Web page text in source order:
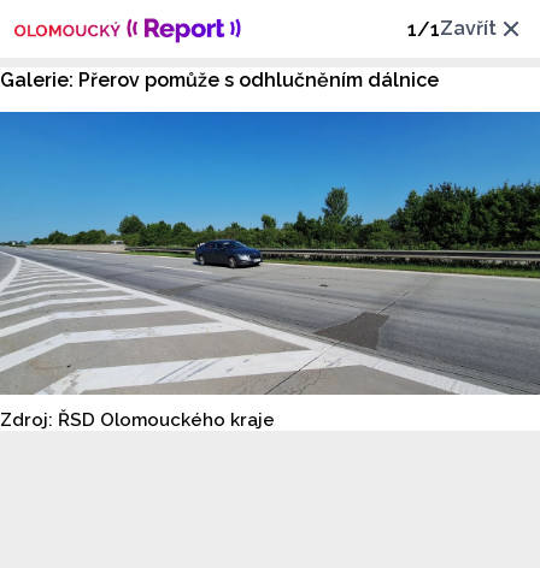
1/1Zavřít
Galerie: Přerov pomůže s odhlučněním dálnice
Zdroj: ŘSD Olomouckého kraje